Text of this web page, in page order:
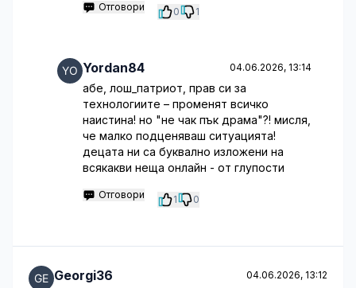
Отговори 0 1
Yordan84 04.06.2026, 13:14
абе, лош_патриот, прав си за
технологиите – променят всичко
наистина! но "не чак пък драма"?! мисля,
че малко подценяваш ситуацията!
децата ни са буквално изложени на
всякакви неща онлайн - от глупости
Отговори 1 0
Georgi36 04.06.2026, 13:12